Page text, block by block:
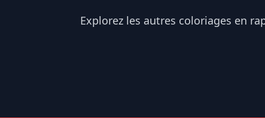
Explorez les autres coloriages en